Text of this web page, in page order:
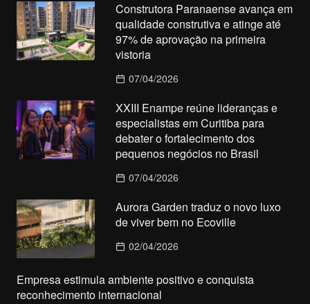
Construtora Paranaense avança em
qualidade construtiva e atinge até
97% de aprovação na primeira
vistoria
07/04/2026
XXIII Enampe reúne lideranças e
especialistas em Curitiba para
debater o fortalecimento dos
pequenos negócios no Brasil
07/04/2026
Aurora Garden traduz o novo luxo
de viver bem no Ecoville
02/04/2026
Empresa estimula ambiente positivo e conquista
reconhecimento internacional